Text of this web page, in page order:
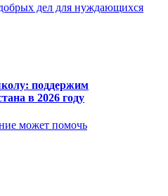
дел для нуждающихся
поддержим
в 2026 году
может помочь